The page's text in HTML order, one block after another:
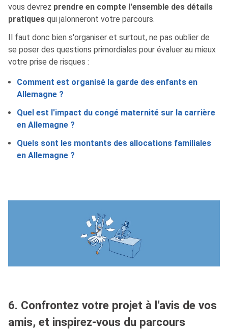
vous devrez prendre en compte l'ensemble des détails
pratiques qui jalonneront votre parcours.
Il faut donc bien s'organiser et surtout, ne pas oublier de
se poser des questions primordiales pour évaluer au mieux
votre prise de risques :
Comment est organisé la garde des enfants en
Allemagne ?
Quel est l'impact du congé maternité sur la carrière
en Allemagne ?
Quels sont les montants des allocations familiales
en Allemagne ?
6. Confrontez votre projet à l'avis de vos
amis, et inspirez-vous du parcours